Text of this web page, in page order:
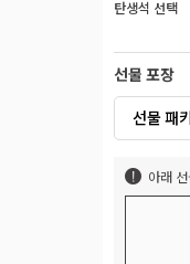
탄생석 선택
선물 포장
선물 패
아래